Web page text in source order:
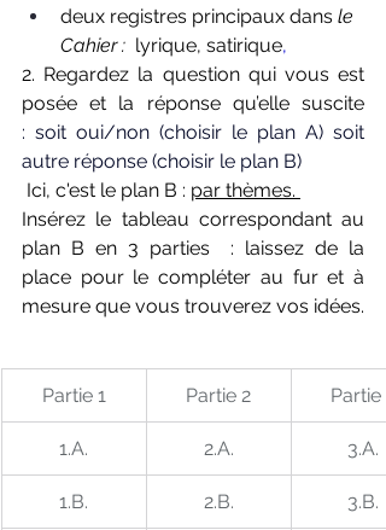
deux registres principaux dans le
Cahier : lyrique, satirique,
2. Regardez la question qui vous est
: soit oui/non (choisir le plan A) soit
autre réponse (choisir le plan B)
Ici, c'est le plan B : par thèmes.
Insérez le tableau correspondant au
plan B en 3 parties  : laissez de la
place pour le compléter au fur et à
mesure que vous trouverez vos idées.
Partie 1 Partie 2 Partie 3
1.A. 2.A. 3.A.
1.B. 2.B. 3.B.